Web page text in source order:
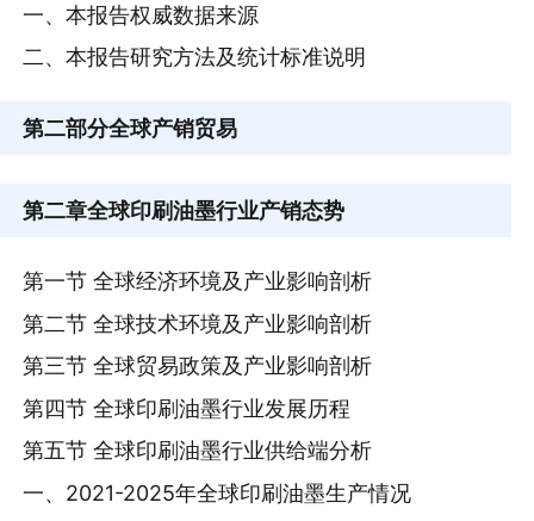
一、本报告权威数据来源
二、本报告研究方法及统计标准说明
第二部分全球产销贸易
第二章全球印刷油墨行业产销态势
第一节 全球经济环境及产业影响剖析
第二节 全球技术环境及产业影响剖析
第三节 全球贸易政策及产业影响剖析
第四节 全球印刷油墨行业发展历程
第五节 全球印刷油墨行业供给端分析
一、2021-2025年全球印刷油墨生产情况